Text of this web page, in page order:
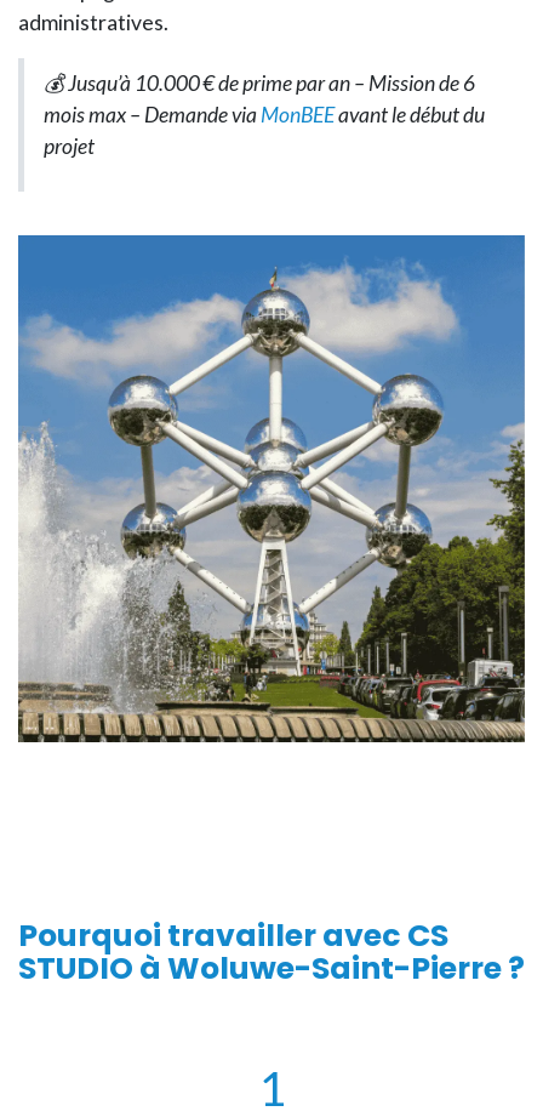
administratives.
💰 Jusqu’à 10.000 € de prime par an – Mission de 6
mois max – Demande viaMonBEEavant le début du
projet
Pourquoi travailler avec CS
STUDIO à Woluwe-Saint-Pierre ?
1